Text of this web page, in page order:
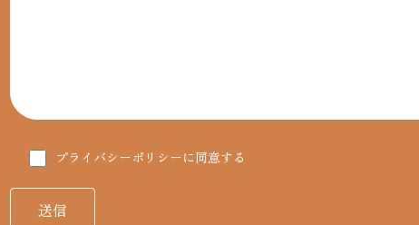
プライバシーポリシーに同意する